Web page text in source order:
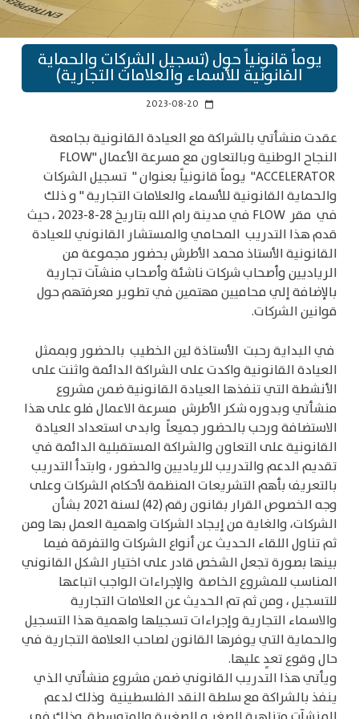
يوماً قانونياً حول (تسجيل الشركات والحماية
القانونية للأسماء والعلامات التجارية)
calendar_today
2023-08-20
عقدت منشأتي بالشراكة مع العيادة القانونية بجامعة
النجاح الوطنية وبالتعاون مع مسرعة الأعمال "FLOW
ACCELERATOR" يوماً قانونياً بعنوان " تسجيل الشركات
والحماية القانونية للأسماء والعلامات التجارية " و ذلك
في مقر FLOW في مدينة رام الله بتاريخ28
-
-8
2023 ، حيث
قدم هذا التدريب المحامي والمستشار القانوني للعيادة
القانونية الأستاذ محمد الأطرش بحضور مجموعة من
الرياديين وأصحاب شركات ناشئة وأصحاب منشآت تجارية
بالإضافة إلي محاميين مهتمين في تطوير معرفتهم حول
قوانين الشركات.
في البداية رحبت الأستاذة لين الخطيب بالحضور وبممثل
العيادة القانونية واكدت على الشراكة الدائمة واثنت على
الأنشطة التي تنفذها العيادة القانونية ضمن مشروع
منشأتي وبدوره شكر الأطرش مسرعة الاعمال فلو على هذا
الاستضافة ورحب بالحضور جميعاً وابدى استعداد العيادة
القانونية على التعاون والشراكة المستقبلية الدائمة في
تقديم الدعم والتدريب للرياديين والحضور ، وابتدأ التدريب
بالتعريف بأهم التشريعات المنظمة لأحكام الشركات وعلى
وجه الخصوص القرار بقانون رقم (42) لسنة 2021 بشأن
الشركات، والغاية من إيجاد الشركات واهمية العمل بها ومن
ثم تناول اللقاء الحديث عن أنواع الشركات والتفرقة فيما
بينها بصورة تجعل الشخص قادر على اختيار الشكل القانوني
المناسب للمشروع الخاصة والإجراءات الواجب اتباعها
للتسجيل ، ومن ثم تم الحديث عن العلامات التجارية
والاسماء التجارية وإجراءات تسجيلها واهمية هذا التسجيل
والحماية التي يوفرها القانون لصاحب العلامة التجارية في
حال وقوع تعدٍ عليها.
ويأتي هذا التدريب القانوني ضمن مشروع منشأتي الذي
ينفذ بالشراكة مع سلطة النقد الفلسطينية وذلك لدعم